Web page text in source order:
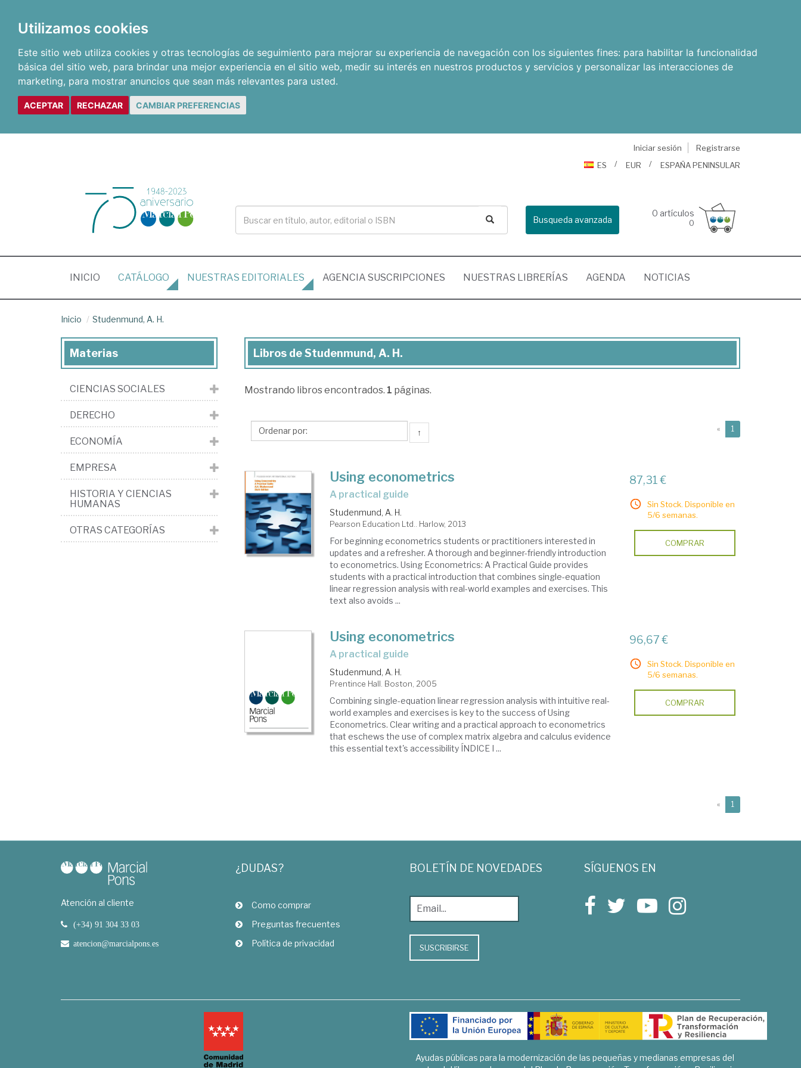
Utilizamos cookies
Este sitio web utiliza cookies y otras tecnologías de seguimiento para mejorar su experiencia de navegación con los siguientes fines: para habilitar la funcionalidad
básica del sitio web, para brindar una mejor experiencia en el sitio web, medir su interés en nuestros productos y servicios y personalizar las interacciones de
marketing, para mostrar anuncios que sean más relevantes para usted.
ACEPTAR RECHAZAR CAMBIAR PREFERENCIAS
Iniciar sesión
Registrarse
ES
EUR ESPAÑA PENINSULAR
Busqueda avanzada
0 artículos
0
INICIO (CURRENT)
CATÁLOGO NUESTRAS EDITORIALES AGENCIA SUSCRIPCIONES NUESTRAS LIBRERÍAS AGENDA NOTICIAS
Inicio Studenmund, A. H.
Libros
Studenmund,
Libros de Studenmund, A. H.
Mostrando libros encontrados. 1 páginas.
↑ « 1
Using econometrics
a practical guide
Studenmund, A. H.
Pearson Education Ltd.. Harlow, 2013
For beginning econometrics students or practitioners interested in
updates and a refresher. A thorough and beginner-friendly introduction
to econometrics. Using Econometrics: A Practical Guide provides
students with a practical introduction that combines single-equation
linear regression analysis with real-world examples and exercises. This
text also avoids ...
87,31 €
Sin Stock. Disponible en
5/6 semanas.
COMPRAR
Using econometrics
a practical guide
Studenmund, A. H.
Prentince Hall. Boston, 2005
Combining single-equation linear regression analysis with intuitive real-
world examples and exercises is key to the success of Using
Econometrics. Clear writing and a practical approach to econometrics
that eschews the use of complex matrix algebra and calculus evidence
this essential text's accessibility ÍNDICE I ...
96,67 €
Sin Stock. Disponible en
5/6 semanas.
COMPRAR
« 1
Materias
CIENCIAS SOCIALES
DERECHO
ECONOMÍA
EMPRESA
HISTORIA Y CIENCIAS
HUMANAS
OTRAS CATEGORÍAS
Atención al cliente
(+34) 91 304 33 03
atencion@marcialpons.es
¿DUDAS?
Como comprar
Preguntas frecuentes
Política de privacidad
BOLETÍN DE NOVEDADES
SUSCRIBIRSE
SÍGUENOS EN
Ayudas públicas para la modernización de las pequeñas y medianas empresas del